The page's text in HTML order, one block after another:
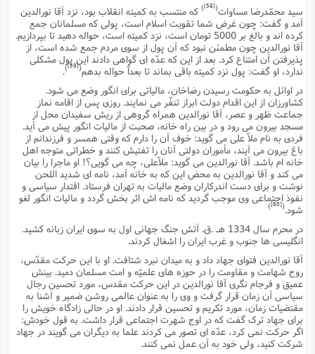
سید محمّدرضا مساوات(
[58]
)که منتسب به کمیته انقلاب بود، نزد آقا نورالدین
آمد و گفت: چون غرض شما تقویت اسلام است، پولى که مسلمانان جمع
کرده اند و بالغ بر 5000 تومان است، نزد کمیته است، حواله دهید تا بپردازیم.
آقا نورالدین چون مطمئن نبود که آن پول از سوى مردم جمع شده است، از
پذیرفتن آن امتناع کرد. بعد از این که عدّه اى گواهى دادند این پول مشکلى
ندارد، او گفت: پول نزد کمیته باقى بماند تا بعداً حواله بدهم(
[59]
)
.
در اوائل به حکومت رسیدن رضاخان، مالیاتى براى انگور وضع مى شود.
کشاورزان از این اقدام دولت ابراز تنفّر مى نمایند. روزى پس از اقامه نماز
جماعت ظهر و عصر، آقا نورالدین همراه گروهى از ریش سفیدان محل از
مسجد بیرون مى رود و در بین راه خانه، صحبت از مالیات انگور پیش مى آید.
فردى به نام ملاّ على مى گوید: خوف آن را دارم که وقتى همسر و فرزندانم از
باغ بیرون مى آیند، مأموران دولتى آنان را تفتیش کنند و خطراتى متوجه اهل
خانه ام باشد. آقا نورالدین مى گوید: ملاّعلى، چه مى گویى؟! او ماجرا را بیان
مى کند و آقا نورالدین به محض این که به خانه آمد، نامه اى شدید اللحن
نوشت و براى دست اندرکاران وضع مالیات به تهران فرستاد. اقتدار سیاسى و
نفوذ اجتماعى وى موجب گردید که نامه اش اثر بخش گردد و مالیات انگور لغو
شود. [60]
)
در محرم سال 1334 هـ .ق. آتش جنگ جهانى اول به سوى ایران زبانه کشید.
انگلیسى ها جنوب و غرب ایران را اشغال کردند.
آقا نورالدین فتواى جهاد داد و به میدان نبرد شتافت. او با این حرکت مقدّس،
روح شهامت و مقاومت را در حوزه هاى علمیّه و امت مسلمان دمید. بینش
عمیق و فرجام نگرى آقا نورالدین در این حرکت مقدس، مورد تحسین رجال
سیاسى آن زمان قرار گرفت و وى را به عنوان عالمى روشن ضمیر و آشنا به
مقتضیات زمان، مورد تکریم و تحسین قرار دادند. او در حالى زادگاه خویش را
براى جهاد ترک گفت که در اوج شهرت اجتماعى قرار داشت. به قول خودش:
اگر حرکت نمى کرد، عدّه اى تصور مى کردند علما به دیگران مى گویند در جهاد
شرکت کنید، ولى خود به آن عمل نمى کنند.